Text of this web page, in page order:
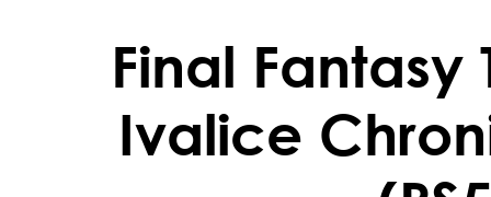
Final Fantasy
Ivalice